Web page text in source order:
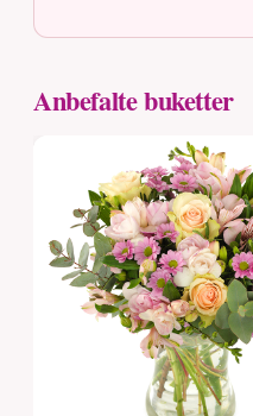
Anbefalte buketter